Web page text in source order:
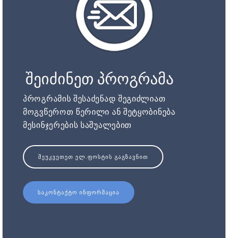
შეიძინეთ პროგრამა
პროგრამის შესაძენად შეგიძლიათ
მოგვწეროთ წერილი ან შეტყობინება
მესინჯერების საშუალებით
ᲨᲔᲣᲙᲕᲔᲗᲔᲗ ᲔᲚ.ᲤᲝᲡᲢᲘᲡ ᲒᲐᲒᲖᲐᲕᲜᲘᲗ
ᲡᲐᲙᲝᲜᲢᲐᲥᲢᲝ ᲘᲜᲤᲝᲠᲛᲐᲪᲘᲐ